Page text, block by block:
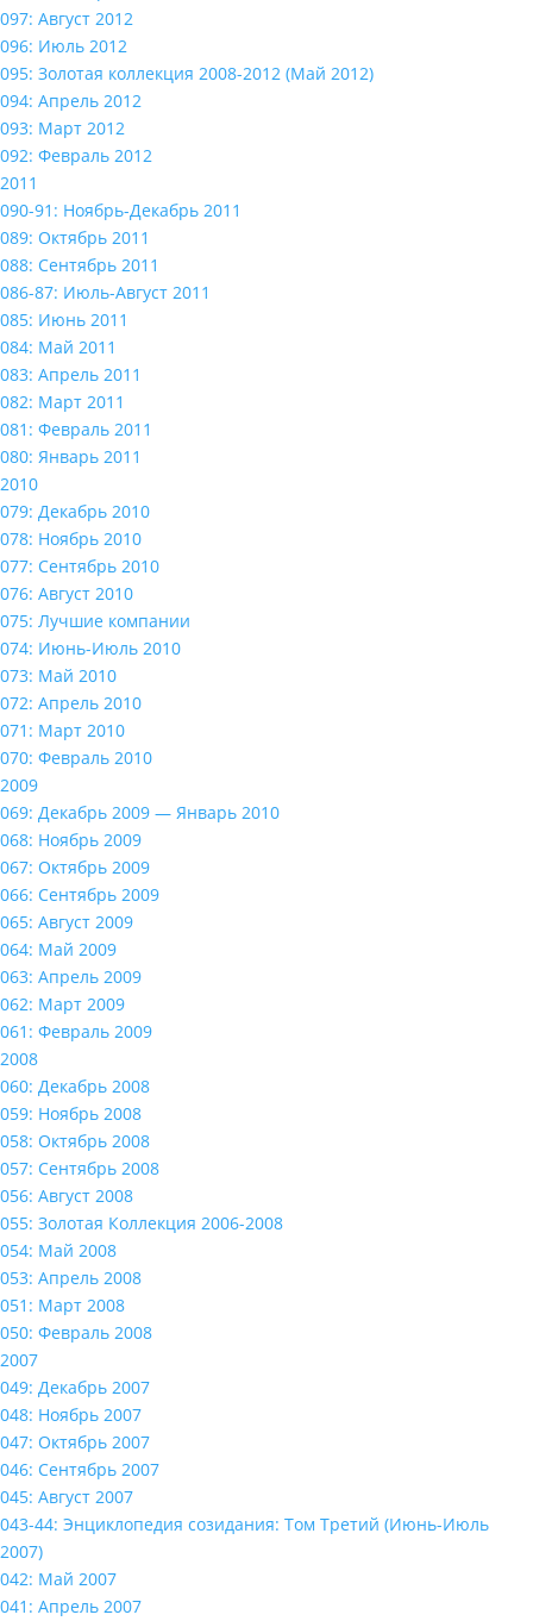
097: Август 2012
096: Июль 2012
095: Золотая коллекция 2008-2012 (Май 2012)
094: Апрель 2012
093: Март 2012
092: Февраль 2012
2011
090-91: Ноябрь-Декабрь 2011
089: Октябрь 2011
088: Сентябрь 2011
086-87: Июль-Август 2011
085: Июнь 2011
084: Май 2011
083: Апрель 2011
082: Март 2011
081: Февраль 2011
080: Январь 2011
2010
079: Декабрь 2010
078: Ноябрь 2010
077: Сентябрь 2010
076: Август 2010
075: Лучшие компании
074: Июнь-Июль 2010
073: Май 2010
072: Апрель 2010
071: Март 2010
070: Февраль 2010
2009
069: Декабрь 2009 — Январь 2010
068: Ноябрь 2009
067: Октябрь 2009
066: Сентябрь 2009
065: Август 2009
064: Май 2009
063: Апрель 2009
062: Март 2009
061: Февраль 2009
2008
060: Декабрь 2008
059: Ноябрь 2008
058: Октябрь 2008
057: Сентябрь 2008
056: Август 2008
055: Золотая Коллекция 2006-2008
054: Май 2008
053: Апрель 2008
051: Март 2008
050: Февраль 2008
2007
049: Декабрь 2007
048: Ноябрь 2007
047: Октябрь 2007
046: Сентябрь 2007
045: Август 2007
043-44: Энциклопедия созидания: Том Третий (Июнь-Июль
2007)
042: Май 2007
041: Апрель 2007